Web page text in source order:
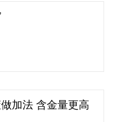
加法 含金量更高